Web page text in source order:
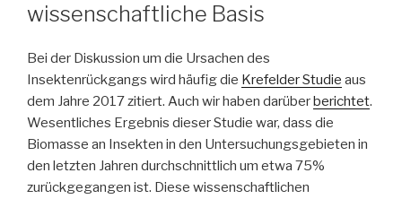
wissenschaftliche Basis
Bei der Diskussion um die Ursachen des
Insektenrückgangs wird häufig die Krefelder Studie aus
dem Jahre 2017 zitiert. Auch wir haben darüberberichtet.
Wesentliches Ergebnis dieser Studie war, dass die
Biomasse an Insekten in den Untersuchungsgebieten in
den letzten Jahren durchschnittlich um etwa 75%
zurückgegangen ist. Diese wissenschaftlichen